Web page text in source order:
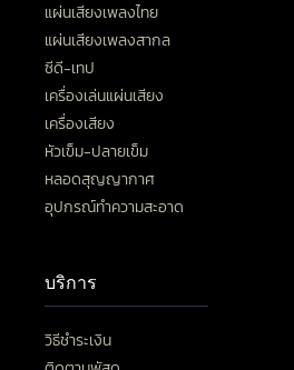
แผ่นเสียงเพลงไทย
แผ่นเสียงเพลงสากล
ซีดี-เทป
เครื่องเล่นแผ่นเสียง
เครื่องเสียง
หัวเข็ม-ปลายเข็ม
หลอดสุญญากาศ
อุปกรณ์ทำความสะอาด
บริการ
วิธีชำระเงิน